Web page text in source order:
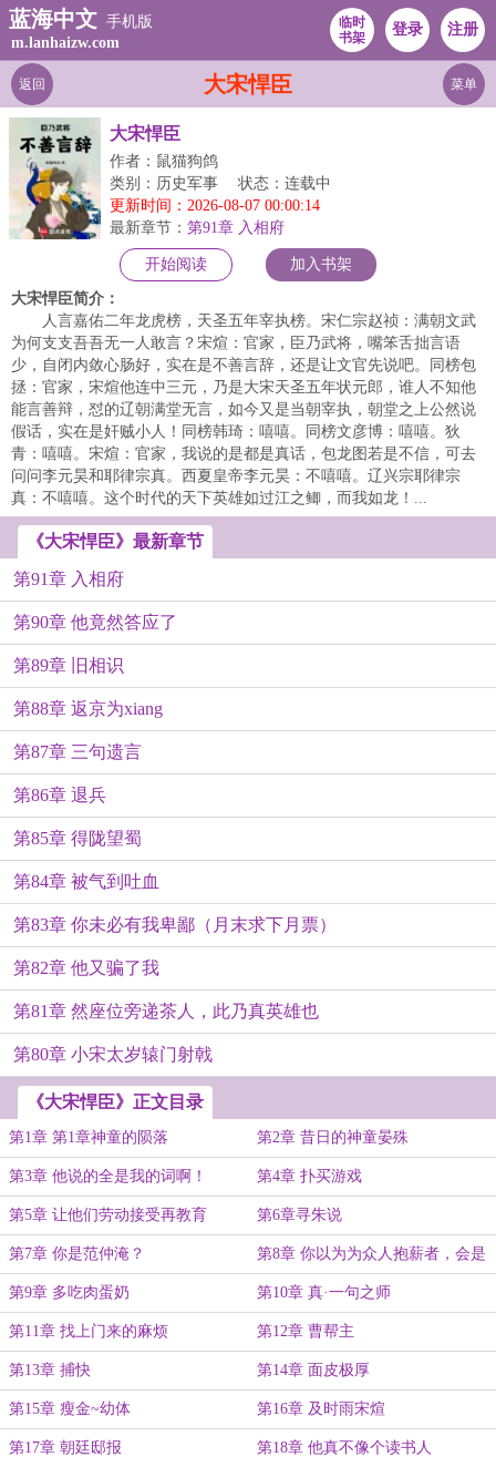
蓝海中文 手机版
m.lanhaizw.com
临时
书架
登录 注册
大宋悍臣
返回 菜单
大宋悍臣
作者：鼠猫狗鸽
类别：历史军事
状态：连载中
更新时间：2026-08-07 00:00:14
最新章节： 第91章 入相府
开始阅读 加入书架
大宋悍臣简介：
人言嘉佑二年龙虎榜，天圣五年宰执榜。宋仁宗赵祯：满朝文武
为何支支吾吾无一人敢言？宋煊：官家，臣乃武将，嘴笨舌拙言语
少，自闭内敛心肠好，实在是不善言辞，还是让文官先说吧。同榜包
拯：官家，宋煊他连中三元，乃是大宋天圣五年状元郎，谁人不知他
能言善辩，怼的辽朝满堂无言，如今又是当朝宰执，朝堂之上公然说
假话，实在是奸贼小人！同榜韩琦：嘻嘻。同榜文彦博：嘻嘻。狄
青：嘻嘻。宋煊：官家，我说的是都是真话，包龙图若是不信，可去
问问李元昊和耶律宗真。西夏皇帝李元昊：不嘻嘻。辽兴宗耶律宗
真：不嘻嘻。这个时代的天下英雄如过江之鲫，而我如龙！...
《大宋悍臣》最新章节
第91章 入相府
第90章 他竟然答应了
第89章 旧相识
第88章 返京为xiang
第87章 三句遗言
第86章 退兵
第85章 得陇望蜀
第84章 被气到吐血
第83章 你未必有我卑鄙（月末求下月票）
第82章 他又骗了我
第81章 然座位旁递茶人，此乃真英雄也
第80章 小宋太岁辕门射戟
《大宋悍臣》正文目录
第1章 第1章神童的陨落 第2章 昔日的神童晏殊
第3章 他说的全是我的词啊！ 第4章 扑买游戏
第5章 让他们劳动接受再教育 第6章寻朱说
第7章 你是范仲淹？ 第8章 你以为为众人抱薪者，会是
什么下场？
第9章 多吃肉蛋奶 第10章 真·一句之师
第11章 找上门来的麻烦 第12章 曹帮主
第13章 捕快 第14章 面皮极厚
第15章 瘦金~幼体 第16章 及时雨宋煊
第17章 朝廷邸报 第18章 他真不像个读书人